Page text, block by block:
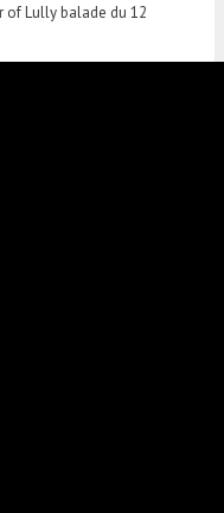
of Lully balade du 12